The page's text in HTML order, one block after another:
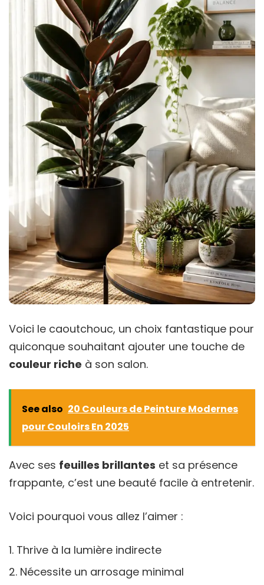
Voici le caoutchouc, un choix fantastique pour
quiconque souhaitant ajouter une touche de
couleur riche à son salon.
See also 20 Couleurs de Peinture Modernes
pour Couloirs En 2025
Avec ses feuilles brillantes et sa présence
frappante, c’est une beauté facile à entretenir.
Voici pourquoi vous allez l’aimer :
Thrive à la lumière indirecte
Nécessite un arrosage minimal